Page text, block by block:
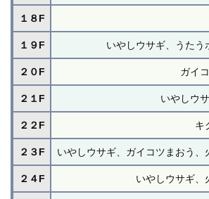
１８F
１９F いやしウサギ、うた
２０F ガイ
２１F いやしウ
２２F キ
２３F いやしウサギ、ガイコツまおう
２４F いやしウサギ、